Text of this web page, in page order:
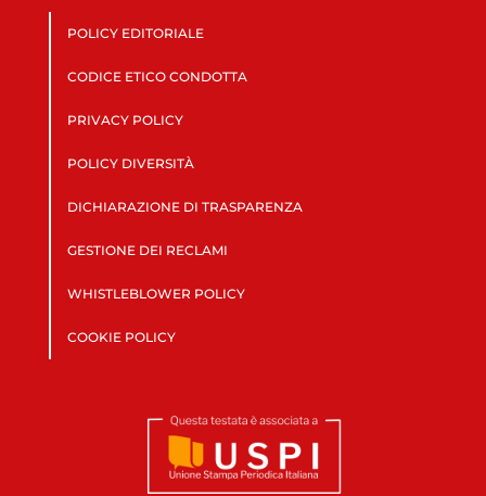
POLICY EDITORIALE
CODICE ETICO CONDOTTA
PRIVACY POLICY
POLICY DIVERSITÀ
DICHIARAZIONE DI TRASPARENZA
GESTIONE DEI RECLAMI
WHISTLEBLOWER POLICY
COOKIE POLICY